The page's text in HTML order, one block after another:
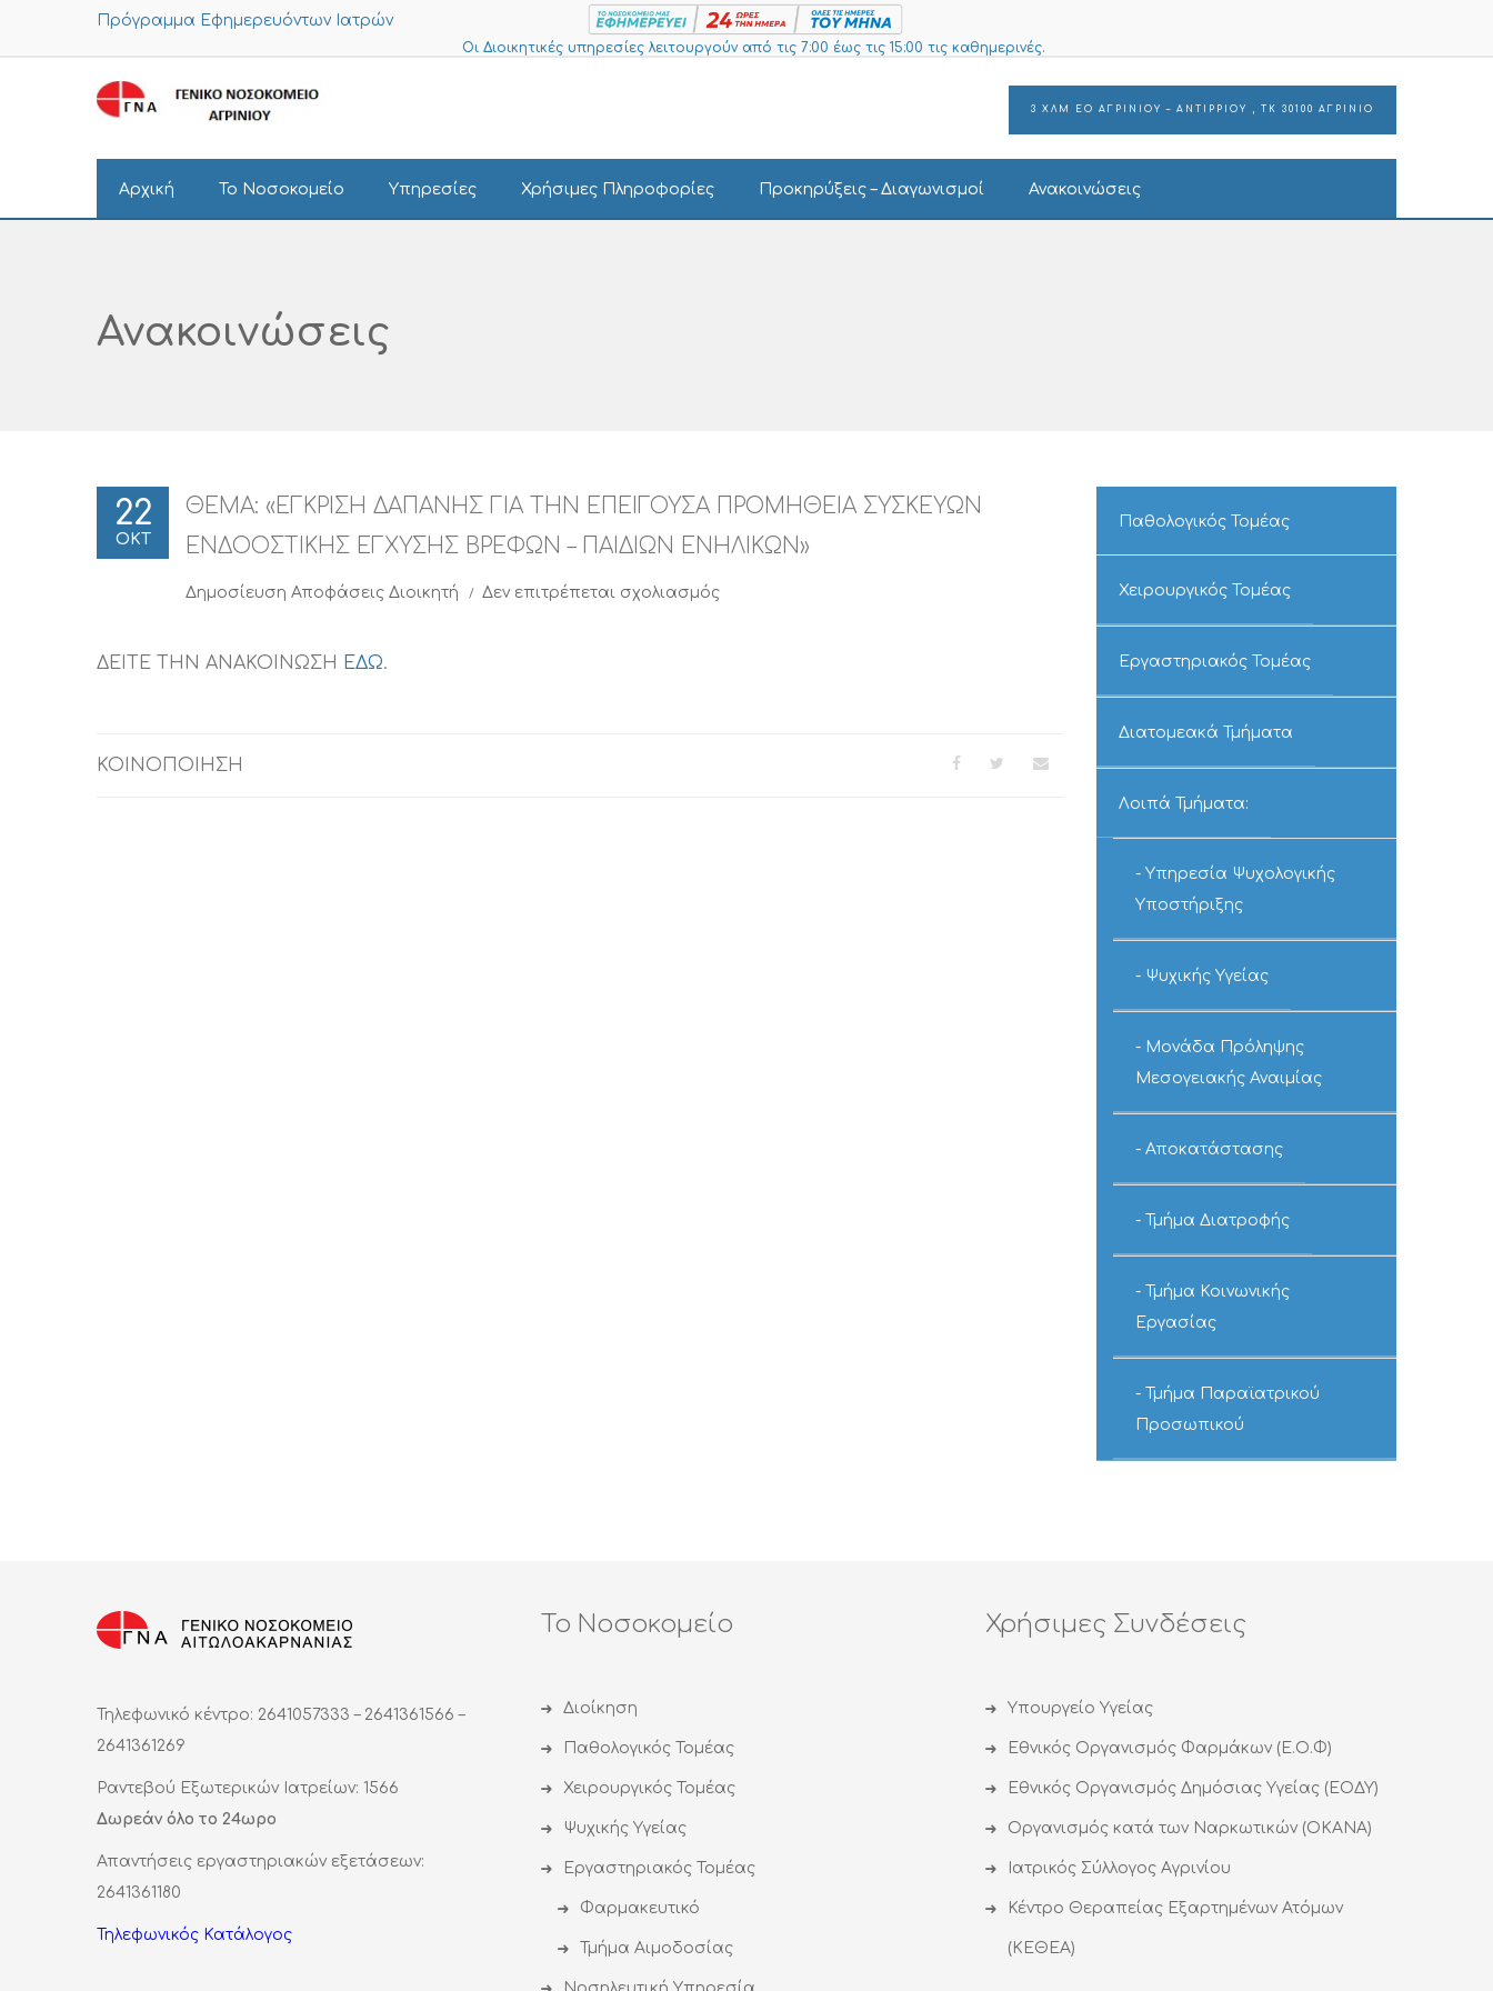
Πρόγραμμα Εφημερευόντων Ιατρών
Οι Διοικητικές υπηρεσίες λειτουργούν από τις 7:00 έως τις 15:00 τις καθημερινές.
3 ΧΛΜ ΕΟ ΑΓΡΙΝΙΟΥ – ΑΝΤΙΡΡΙΟΥ , ΤΚ 30100 ΑΓΡΙΝΙΟ
Αρχική Το Νοσοκομείο Υπηρεσίες Χρήσιμες Πληροφορίες Προκηρύξεις – Διαγωνισμοί Ανακοινώσεις
Ανακοινώσεις
22
ΟΚΤ
ΘΕΜΑ: «ΕΓΚΡΙΣΗ ΔΑΠΑΝΗΣ ΓΙΑ ΤΗΝ ΕΠΕΙΓΟΥΣΑ ΠΡΟΜΗΘΕΙΑ ΣΥΣΚΕΥΩΝ
ΕΝΔΟΟΣΤΙΚΗΣ ΕΓΧΥΣΗΣ ΒΡΕΦΩΝ – ΠΑΙΔΙΩΝ ΕΝΗΛΙΚΩΝ»
Δημοσίευση Αποφάσεις Διοικητή Δεν επιτρέπεται σχολιασμόςστο
ΔΕΙΤΕ ΤΗΝ ΑΝΑΚΟΙΝΩΣΗ ΕΔΩ.
ΚΟΙΝΟΠΟΙΗΣΗ
Παθολογικός Τομέας
Χειρουργικός Τομέας
Εργαστηριακός Τομέας
Διατομεακά Τμήματα
Λοιπά Τμήματα:
Υπηρεσία Ψυχολογικής
Υποστήριξης
Ψυχικής Υγείας
Μονάδα Πρόληψης
Μεσογειακής Αναιμίας
Αποκατάστασης
Τμήμα Διατροφής
Τμήμα Κοινωνικής
Εργασίας
Τμήμα Παραϊατρικού
Προσωπικού
Τηλεφωνικό κέντρο: 2641057333 – 2641361566 –
2641361269
Ραντεβού Εξωτερικών Ιατρείων: 1566
Δωρεάν όλο το 24ωρο
Απαντήσεις εργαστηριακών εξετάσεων:
2641361180
Τηλεφωνικός Κατάλογος
Το Νοσοκομείο
Διοίκηση
Παθολογικός Τομέας
Χειρουργικός Τομέας
Ψυχικής Υγείας
Εργαστηριακός Τομέας
Φαρμακευτικό
Τμήμα Αιμοδοσίας
Χρήσιμες Συνδέσεις
Υπουργείο Υγείας
Εθνικός Οργανισμός Φαρμάκων (Ε.Ο.Φ)
Εθνικός Οργανισμός Δημόσιας Υγείας (ΕΟΔΥ)
Οργανισμός κατά των Ναρκωτικών (ΟΚΑΝΑ)
Ιατρικός Σύλλογος Αγρινίου
Κέντρο Θεραπείας Εξαρτημένων Ατόμων
(ΚΕΘΕΑ)